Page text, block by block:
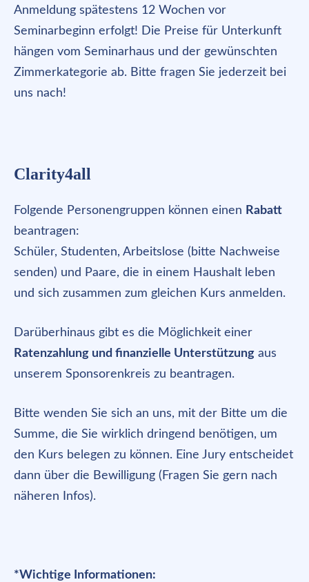
Anmeldung spätestens 12 Wochen vor
Seminarbeginn erfolgt! Die Preise für Unterkunft
hängen vom Seminarhaus und der gewünschten
Zimmerkategorie ab. Bitte fragen Sie jederzeit bei
uns nach!
Clarity4all
Folgende Personengruppen können einen Rabatt
beantragen:
Schüler, Studenten, Arbeitslose (bitte Nachweise
senden) und Paare, die in einem Haushalt leben
und sich zusammen zum gleichen Kurs anmelden.
Darüberhinaus gibt es die Möglichkeit einer
Ratenzahlung und finanzielle Unterstützung aus
unserem Sponsorenkreis zu beantragen.
Bitte wenden Sie sich an uns, mit der Bitte um die
Summe, die Sie wirklich dringend benötigen, um
den Kurs belegen zu können. Eine Jury entscheidet
dann über die Bewilligung (Fragen Sie gern nach
näheren Infos).
*Wichtige Informationen: